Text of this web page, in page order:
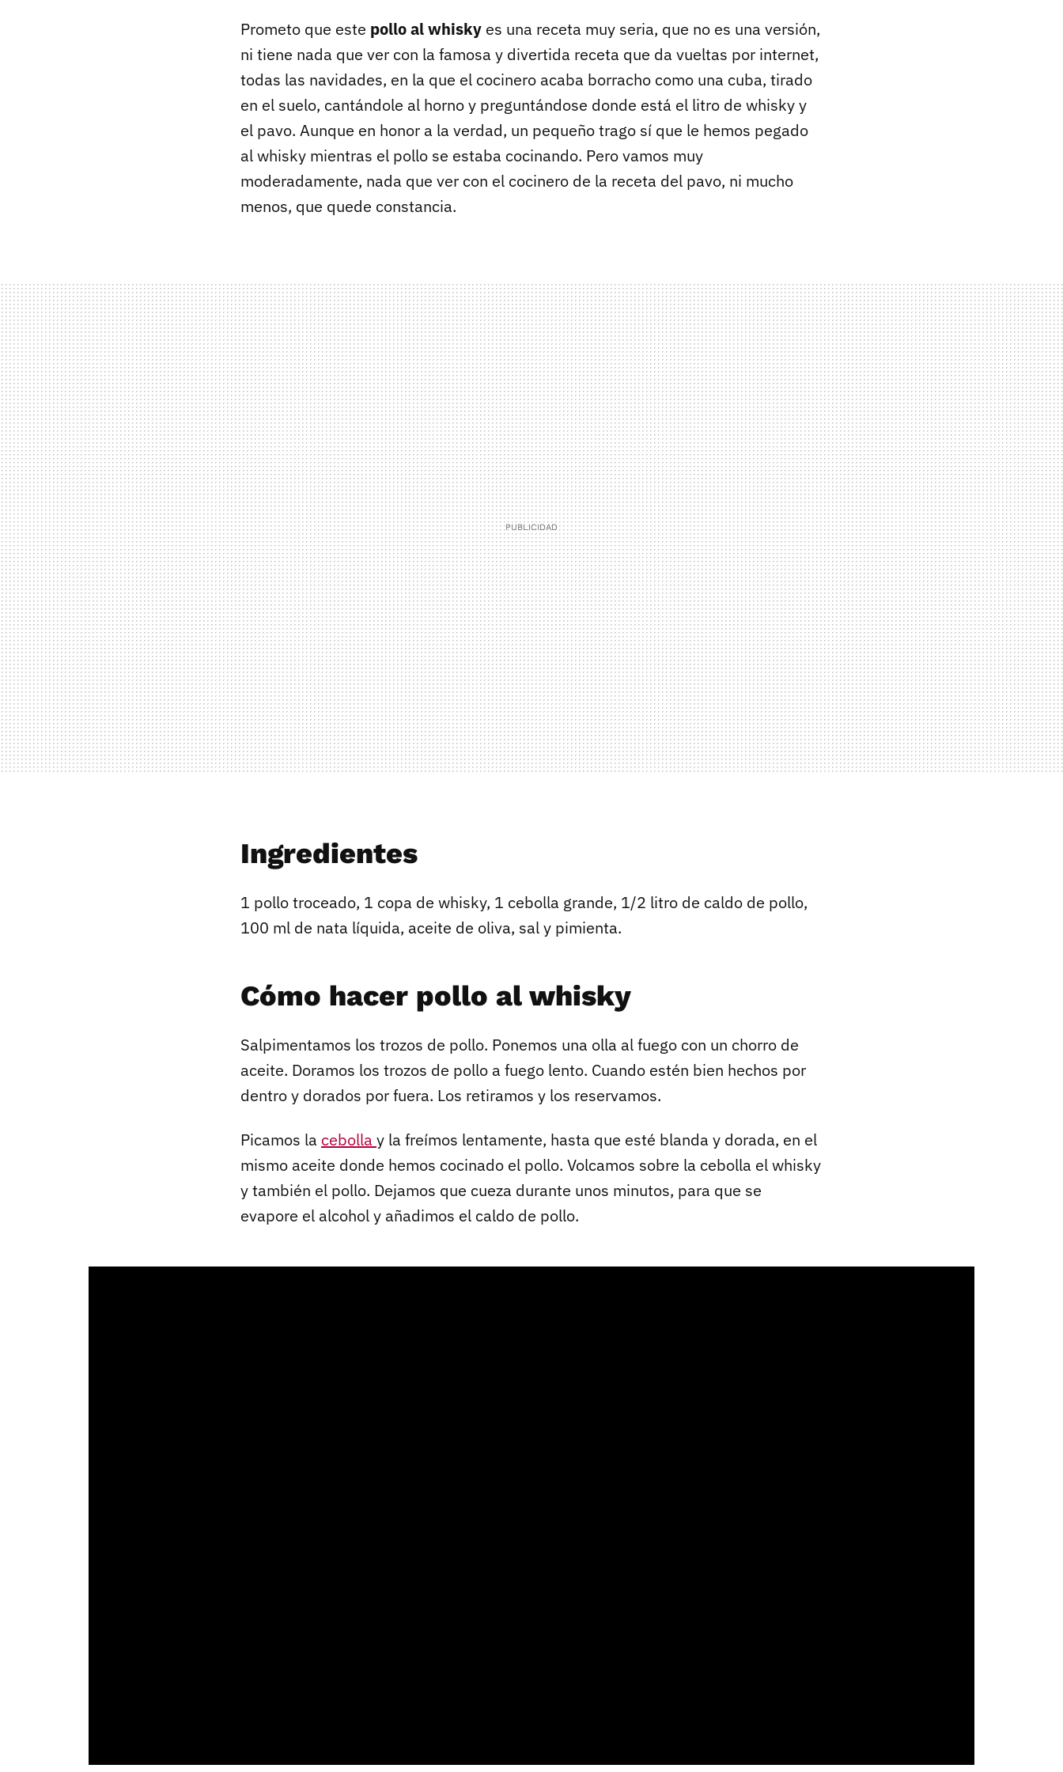
Prometo que este pollo al whisky es una receta muy seria, que no es una versión,
ni tiene nada que ver con la famosa y divertida receta que da vueltas por internet,
todas las navidades, en la que el cocinero acaba borracho como una cuba, tirado
en el suelo, cantándole al horno y preguntándose donde está el litro de whisky y
el pavo. Aunque en honor a la verdad, un pequeño trago sí que le hemos pegado
al whisky mientras el pollo se estaba cocinando. Pero vamos muy
moderadamente, nada que ver con el cocinero de la receta del pavo, ni mucho
menos, que quede constancia.
Ingredientes
1 pollo troceado, 1 copa de whisky, 1 cebolla grande, 1/2 litro de caldo de pollo,
100 ml de nata líquida, aceite de oliva, sal y pimienta.
Cómo hacer pollo al whisky
Salpimentamos los trozos de pollo. Ponemos una olla al fuego con un chorro de
aceite. Doramos los trozos de pollo a fuego lento. Cuando estén bien hechos por
dentro y dorados por fuera. Los retiramos y los reservamos.
Picamos la cebollay la freímos lentamente, hasta que esté blanda y dorada, en el
mismo aceite donde hemos cocinado el pollo. Volcamos sobre la cebolla el whisky
y también el pollo. Dejamos que cueza durante unos minutos, para que se
evapore el alcohol y añadimos el caldo de pollo.